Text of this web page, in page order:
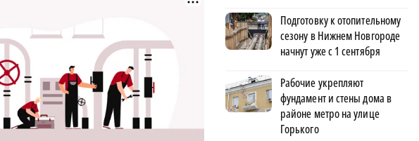
Подготовку к отопительному
сезону в Нижнем Новгороде
начнут уже с 1 сентября
Рабочие укрепляют
фундамент и стены дома в
районе метро на улице
Горького